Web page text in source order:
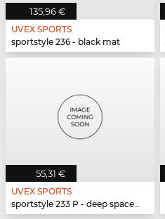
135,96 €
UVEX SPORTS
sportstyle 236 - black mat
55,31 €
UVEX SPORTS
sportstyle 233 P - deep space mat